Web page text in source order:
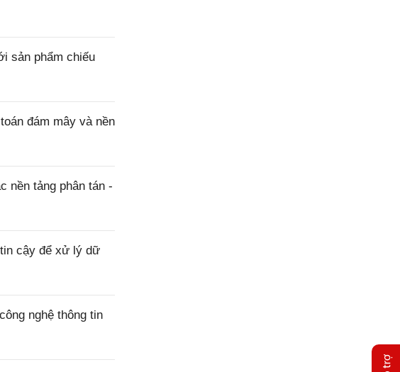
sản phẩm chiếu
đám mây và nền
nền tảng phân tán -
tin cậy để xử lý dữ
nghệ thông tin